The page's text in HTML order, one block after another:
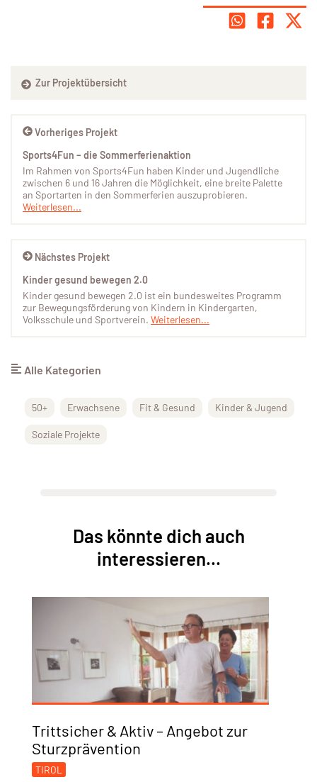
Zur Projektübersicht
Nächstes Projekt
Kinder gesund bewegen 2.0
Kinder gesund bewegen 2.0 ist ein bundesweites Programm
zur Bewegungsförderung von Kindern in Kindergarten,
Volksschule und Sportverein. Weiterlesen...
Vorheriges Projekt
Sports4Fun – die Sommerferienaktion
Im Rahmen von Sports4Fun haben Kinder und Jugendliche
zwischen 6 und 16 Jahren die Möglichkeit, eine breite Palette
an Sportarten in den Sommerferien auszuprobieren.
Weiterlesen...
Alle Kategorien
50+ Erwachsene Fit & Gesund Kinder & Jugend
Soziale Projekte
Das könnte dich auch
interessieren...
Trittsicher & Aktiv – Angebot zur
Sturzprävention
TIROL